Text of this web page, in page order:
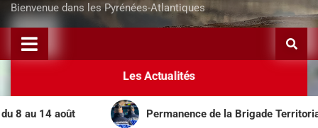
Bienvenue dans les Pyrénées-Atlantiques
Les Actualités
14 août Permanence de la Brigade Territoriale